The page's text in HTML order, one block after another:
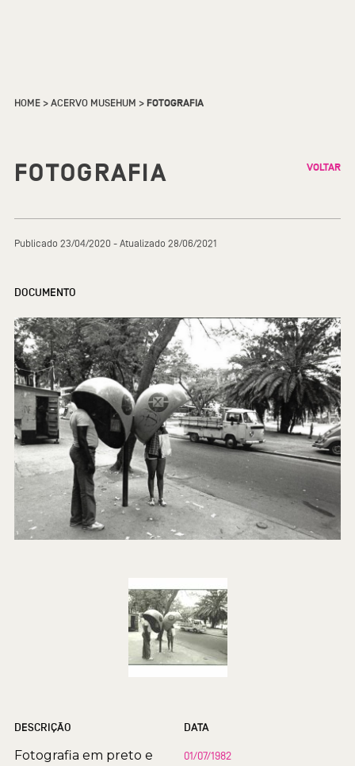
HOME>ACERVO MUSEHUM >FOTOGRAFIA
FOTOGRAFIA VOLTAR
Publicado 23/04/2020 - Atualizado 28/06/2021
DOCUMENTO
DESCRIÇÃO
Fotografia em preto e
DATA
01/07/1982